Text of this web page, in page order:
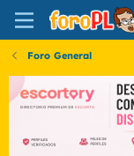
Foro General